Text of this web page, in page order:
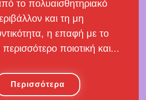
το πολυαισθητηριακό
και τη μη
η επαφή με το
περισσότερο ποιοτική και...
Περισσότερα